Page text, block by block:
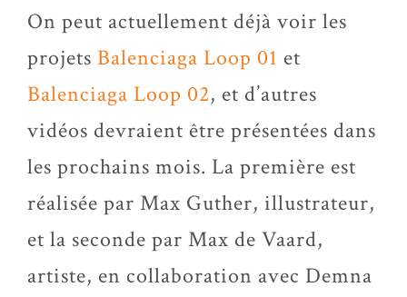
On peut actuellement déjà voir les
projets Balenciaga Loop 01 et
Balenciaga Loop 02, et d’autres
vidéos devraient être présentées dans
les prochains mois. La première est
réalisée par Max Guther, illustrateur,
et la seconde par Max de Vaard,
artiste, en collaboration avec Demna